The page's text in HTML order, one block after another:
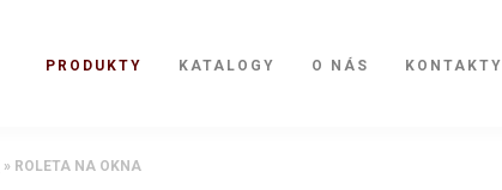
PRODUKTY KATALOGY O NÁS KONTAKTY
» ROLETA NA OKNA